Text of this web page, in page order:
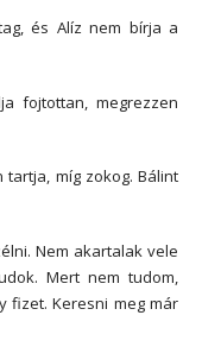
és Alíz nem bírja a
fojtottan, megrezzen
míg zokog. Bálint
Nem akartalak vele
Mert nem tudom,
fizet. Keresni meg már